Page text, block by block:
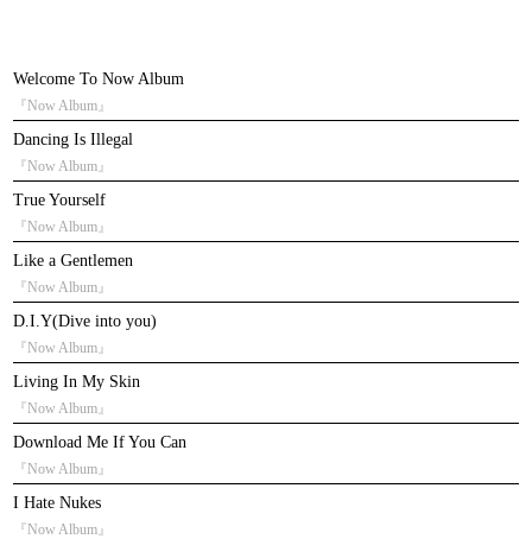
Welcome To Now Album
『Now Album』
Dancing Is Illegal
『Now Album』
True Yourself
『Now Album』
Like a Gentlemen
『Now Album』
D.I.Y(Dive into you)
『Now Album』
Living In My Skin
『Now Album』
Download Me If You Can
『Now Album』
I Hate Nukes
『Now Album』